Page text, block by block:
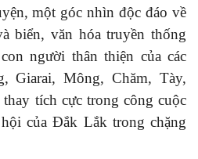
một góc nhìn độc đáo về
biển, văn hóa truyền thống
người thân thiện của các
Giarai, Mông, Chăm, Tày,
tích cực trong công cuộc
của Đắk Lắk trong chặng